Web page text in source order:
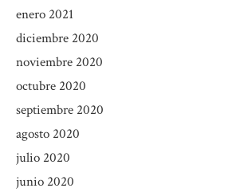
enero 2021
diciembre 2020
noviembre 2020
octubre 2020
septiembre 2020
agosto 2020
julio 2020
junio 2020